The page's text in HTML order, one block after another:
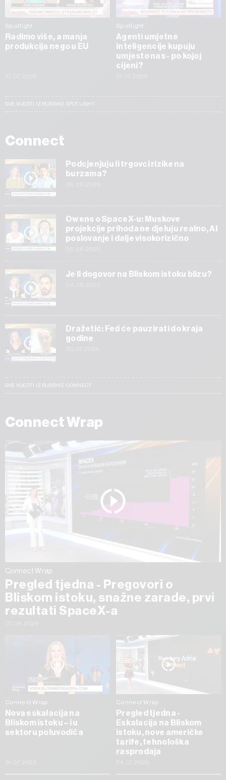
Spotlight
Radimo više, a manja
produkcija nego u EU
Spotlight
Agenti umjetne
inteligencije kupuju
umjesto nas - po kojoj
cijeni?
SVE VIJESTI IZ RUBRIKE SPOTLIGHT
Connect
Podcjenjuju li trgovci rizike na
burzama?
Owens o SpaceX-u: Muskove
projekcije prihoda ne djeluju realno, AI
poslovanje i dalje visokorizično
Je li dogovor na Bliskom istoku blizu?
Dražetić: Fed će pauzirati do kraja
godine
SVE VIJESTI IZ RUBRIKE CONNECT
Connect Wrap
Connect Wrap
Pregled tjedna - Pregovori o
Bliskom istoku, snažne zarade, prvi
rezultati SpaceX-a
Connect Wrap
Nova eskalacija na
Bliskom istoku – i u
sektoru poluvodiča
Connect Wrap
Pregled tjedna -
Eskalacija na Bliskom
istoku, nove američke
tarife, tehnološka
rasprodaja